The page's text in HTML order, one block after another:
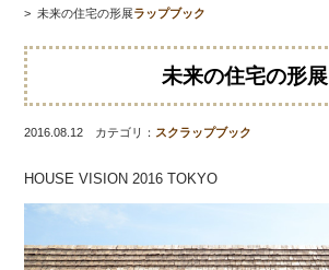
ラップブック
> 未来の住宅の形展
未来の住宅の形展
2016.08.12 カテゴリ： スクラップブック
HOUSE VISION 2016 TOKYO